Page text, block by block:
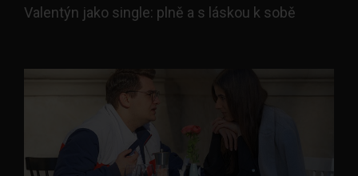
Valentýn jako single: plně a s láskou k sobě